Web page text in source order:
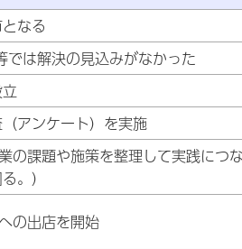
なる
は解決の見込みがなかった
アンケート）を実施
課題や施策を整理して実践につ
。）
の出店を開始